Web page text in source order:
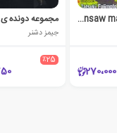
مجموعه مانگا ۱ (chainsaw man)
270،000
مجموعه دونده ی
جیمز دشنر
٪25